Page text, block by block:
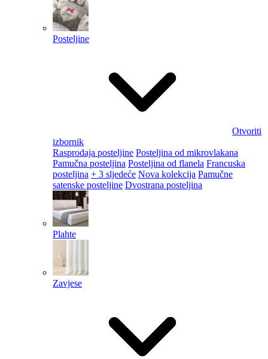
Posteljine
Otvoriti
izbornik
Rasprodaja posteljine Posteljina od mikrovlakana
Pamučna posteljina Posteljina od flanela Francuska
posteljina + 3 sljedeće Nova kolekcija Pamučne
satenske posteljine Dvostrana posteljina
Plahte
Zavjese